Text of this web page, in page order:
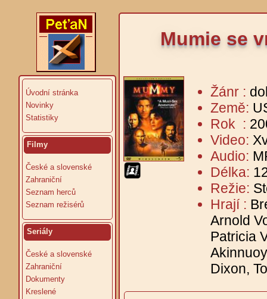
Úvodní stránka
Novinky
Statistiky
Filmy
České a slovenské
Zahraniční
Seznam herců
Seznam režisérů
Seriály
České a slovenské
Zahraniční
Dokumenty
Kreslené
Mumie se
Žánr :
Země:
Rok :
Video:
Audio:
Délka:
Režie:
Hrají :
Arnold
Patricia
Dixon,